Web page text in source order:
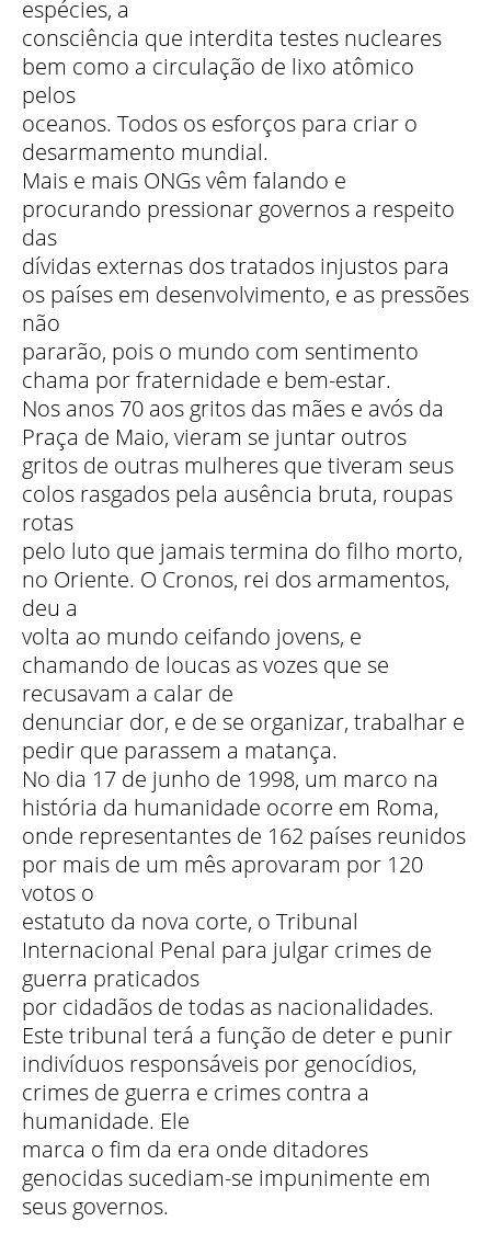
espécies, a
consciência que interdita testes nucleares
bem como a circulação de lixo atômico
pelos
oceanos. Todos os esforços para criar o
desarmamento mundial.
Mais e mais ONGs vêm falando e
procurando pressionar governos a respeito
das
dívidas externas dos tratados injustos para
os países em desenvolvimento, e as pressões
não
pararão, pois o mundo com sentimento
chama por fraternidade e bem-estar.
Nos anos 70 aos gritos das mães e avós da
Praça de Maio, vieram se juntar outros
gritos de outras mulheres que tiveram seus
colos rasgados pela ausência bruta, roupas
rotas
pelo luto que jamais termina do filho morto,
no Oriente. O Cronos, rei dos armamentos,
deu a
volta ao mundo ceifando jovens, e
chamando de loucas as vozes que se
recusavam a calar de
denunciar dor, e de se organizar, trabalhar e
pedir que parassem a matança.
No dia 17 de junho de 1998, um marco na
história da humanidade ocorre em Roma,
onde representantes de 162 países reunidos
por mais de um mês aprovaram por 120
votos o
estatuto da nova corte, o Tribunal
Internacional Penal para julgar crimes de
guerra praticados
por cidadãos de todas as nacionalidades.
Este tribunal terá a função de deter e punir
indivíduos responsáveis por genocídios,
crimes de guerra e crimes contra a
humanidade. Ele
marca o fim da era onde ditadores
genocidas sucediam-se impunimente em
seus governos.